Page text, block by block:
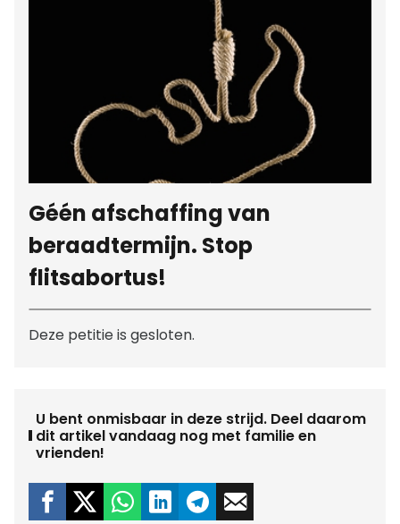
Géén afschaffing van
beraadtermijn. Stop
flitsabortus!
Deze petitie is gesloten.
U bent onmisbaar in deze strijd. Deel daarom
dit artikel vandaag nog met familie en
vrienden!